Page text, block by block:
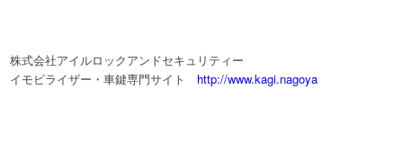
株式会社アイルロックアンドセキュリティー
イモビライザー・車鍵専門サイト http://www.kagi.nagoya